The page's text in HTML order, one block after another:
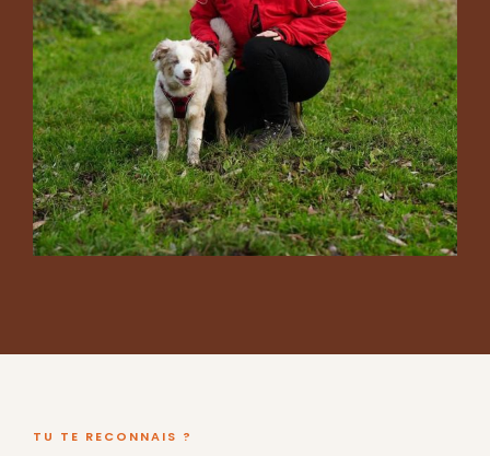
TU TE RECONNAIS ?